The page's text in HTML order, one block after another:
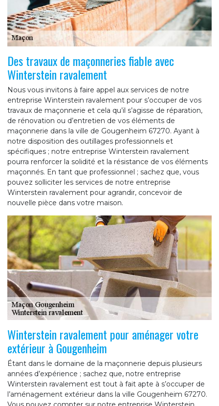
Des travaux de maçonneries fiable avec
Winterstein ravalement
Nous vous invitons à faire appel aux services de notre
entreprise Winterstein ravalement pour s’occuper de vos
travaux de maçonnerie et cela qu’il s’agisse de réparation,
de rénovation ou d’entretien de vos éléments de
maçonnerie dans la ville de Gougenheim 67270. Ayant à
notre disposition des outillages professionnels et
spécifiques ; notre entreprise Winterstein ravalement
pourra renforcer la solidité et la résistance de vos éléments
maçonnés. En tant que professionnel ; sachez que, vous
pouvez solliciter les services de notre entreprise
Winterstein ravalement pour agrandir, concevoir de
nouvelle pièce dans votre maison.
Winterstein ravalement pour aménager votre
extérieur à Gougenheim
Étant dans le domaine de la maçonnerie depuis plusieurs
années d’expérience ; sachez que, notre entreprise
Winterstein ravalement est tout à fait apte à s’occuper de
l’aménagement extérieur dans la ville Gougenheim 67270.